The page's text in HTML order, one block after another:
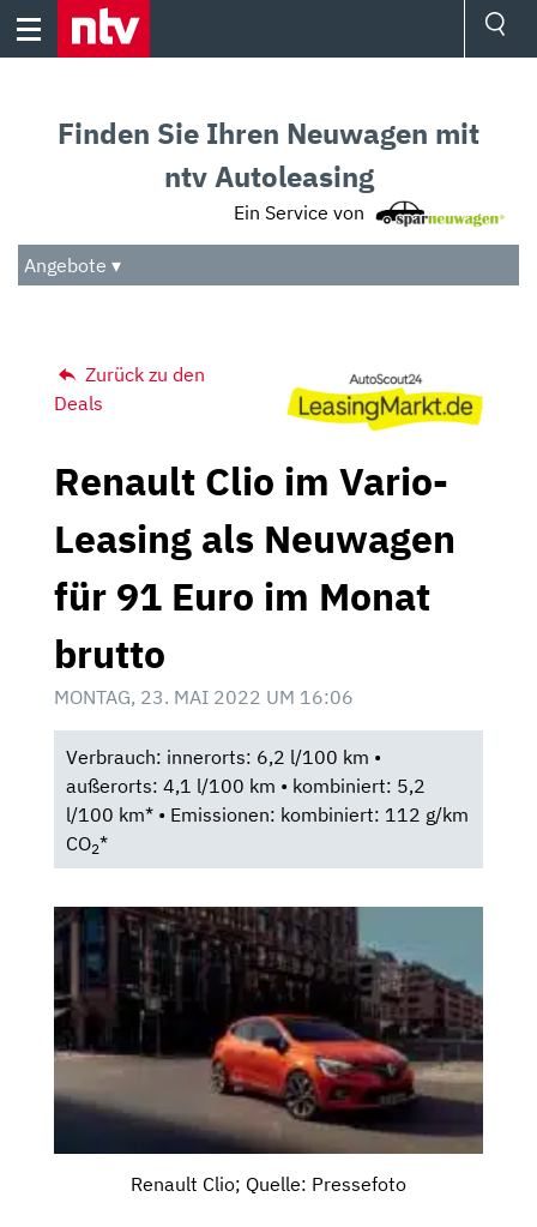
Skip
Audio
Das Beste
Finden Sie Ihren Neuwagen mit
ntv Autoleasing
Ein Service von
Angebote ▾
Zurück zu den
Deals
Renault Clio im Vario-
Leasing als Neuwagen
für 91 Euro im Monat
brutto
MONTAG, 23. MAI 2022 UM 16:06
Verbrauch: innerorts: 6,2 l/100 km •
außerorts: 4,1 l/100 km • kombiniert: 5,2
l/100 km* • Emissionen: kombiniert: 112 g/km
CO2*
Renault Clio; Quelle: Pressefoto